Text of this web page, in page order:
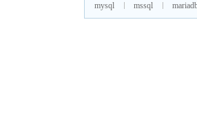
mysql mssql